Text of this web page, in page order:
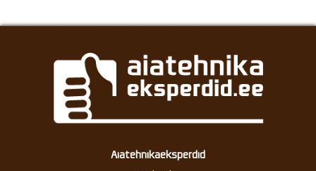
Aiatehnikaeksperdid